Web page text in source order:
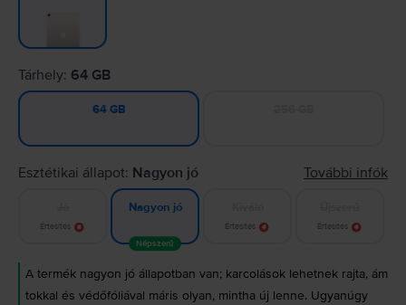
Tárhely: 64 GB
64 GB
Esztétikai állapot: Nagyon jó További infók
Értesítés
Nagyon jó
Népszerű
Értesítés Értesítés
A termék nagyon jó állapotban van; karcolások lehetnek rajta, ám
tokkal és védőfóliával máris olyan, mintha új lenne. Ugyanúgy